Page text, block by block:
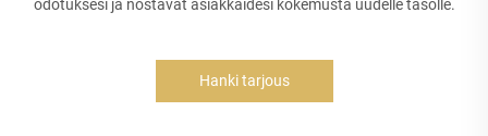
odotuksesi ja nostavat asiakkaidesi kokemusta uudelle tasolle.
Hanki tarjous